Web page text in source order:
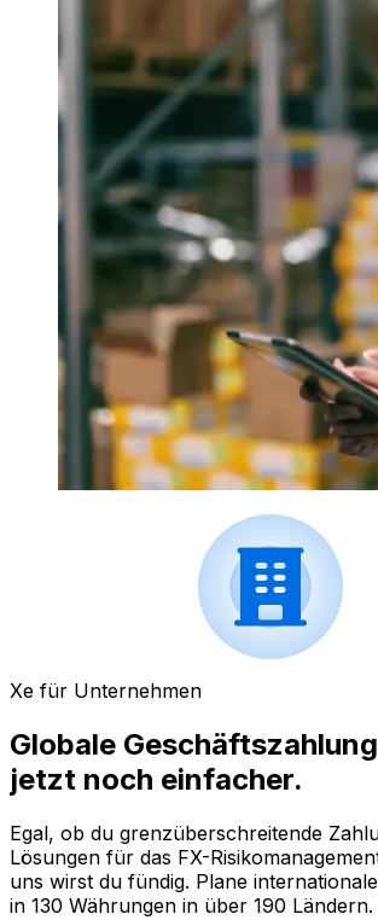
Xe für Unternehmen
Globale
jetzt noch einfacher.
Egal, ob du grenzüberschreitende
Lösungen für das FX-
uns wirst du fündig. Plane
in 130 Währungen in über 190 Ländern.